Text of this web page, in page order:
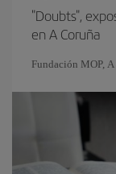
"Doubts",
en A Coruña
Fundación MOP,